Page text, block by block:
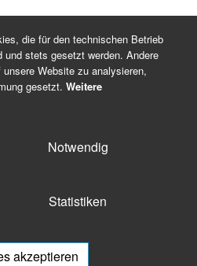
die für den technischen Betrieb
und stets gesetzt werden. Andere
Website zu analysieren,
gesetzt. Weitere
Notwendig
Statistiken
akzeptieren